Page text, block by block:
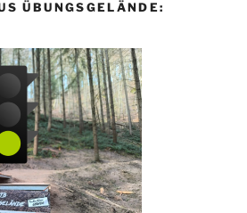
ÜBUNGSGELÄNDE: